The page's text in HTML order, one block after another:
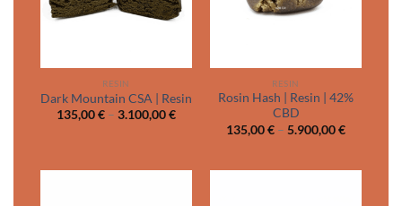
RESIN
Dark Mountain CSA | Resin
135,00€ – 3.100,00€Price
RESIN
Rosin Hash | Resin | 42%
CBD
135,00€ – 5.900,00€Price